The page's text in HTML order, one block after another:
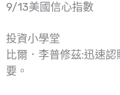
9/13美國信心指數
投資小學堂
比爾．李普修茲:迅速
要。